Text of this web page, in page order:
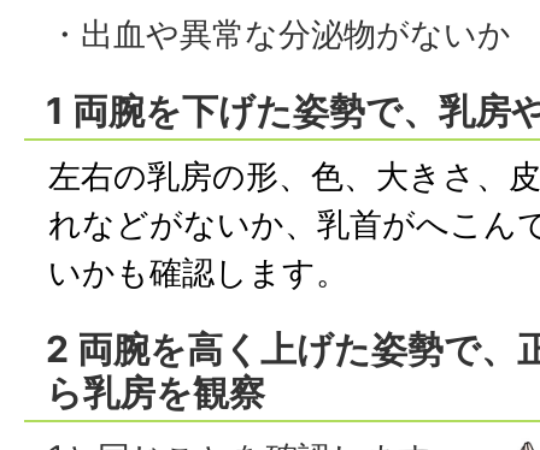
・出血や異常な分泌物がないか
1 両腕を下げた姿勢で、乳房
左右の乳房の形、色、大きさ、
れなどがないか、乳首がへこん
いかも確認します。
2 両腕を高く上げた姿勢で、
ら乳房を観察